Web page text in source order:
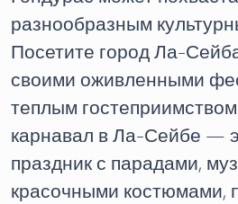
разнообразным
Посетите город Ла-
своими оживленными
теплым
карнавал в Ла-Сейбе —
праздник с парадами,
красочными костюмами,